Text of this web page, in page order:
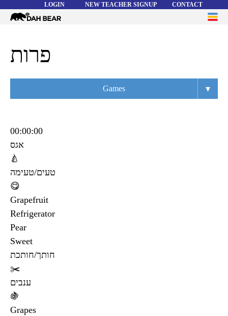
LOGIN NEW TEACHER SIGNUP CONTACT
Dah
HELP
פרות
Games ▾
00:00:00
אגס
🍐
טעים/טעימה
😋
Grapefruit
Refrigerator
Pear
Sweet
חותך/חותכת
✂️
ענבים
🍇
Grapes